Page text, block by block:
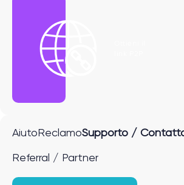
Aiuto ReclamoSupporto /
Referral / Partner